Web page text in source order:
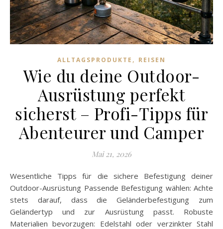
ALLTAGSPRODUKTE , REISEN
Wie du deine Outdoor-
Ausrüstung perfekt
sicherst – Profi-Tipps für
Abenteurer und Camper
Mai 21, 2026
Wesentliche Tipps für die sichere Befestigung deiner
Outdoor-Ausrüstung Passende Befestigung wählen: Achte
stets darauf, dass die Geländerbefestigung zum
Geländertyp und zur Ausrüstung passt. Robuste
Materialien bevorzugen: Edelstahl oder verzinkter Stahl